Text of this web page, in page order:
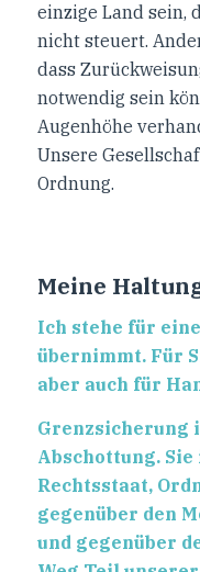
einzige Land sein,
nicht steuert.
dass
notwendig sein
Augenhöhe
Unsere
Ordnung.
Meine
Ich stehe für
übernimmt. Für
aber auch für
Grenzsicherung
Abschottung.
Rechtsstaat,
gegenüber den
und gegenüber